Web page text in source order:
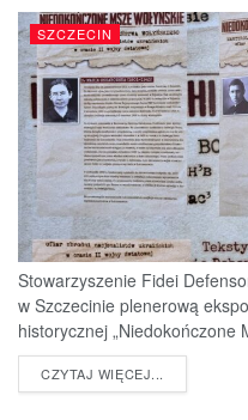
SZCZECIN
Stowarzyszenie Fidei
w Szczecinie plenerową
historycznej „Niedokończone
ofiary jednej z
CZYTAJ WIĘCEJ...